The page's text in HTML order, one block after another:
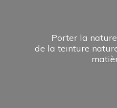
Porter la
de la teinture